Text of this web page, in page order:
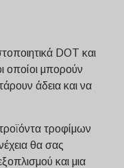
DOT και
οποίοι μπορούν
άδεια και να
τροφίμων
θα σας
και μια